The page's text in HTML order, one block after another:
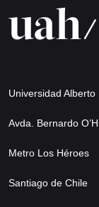
Universidad Alberto
Avda. Bernardo
Metro Los Héroes
Santiago de Chile